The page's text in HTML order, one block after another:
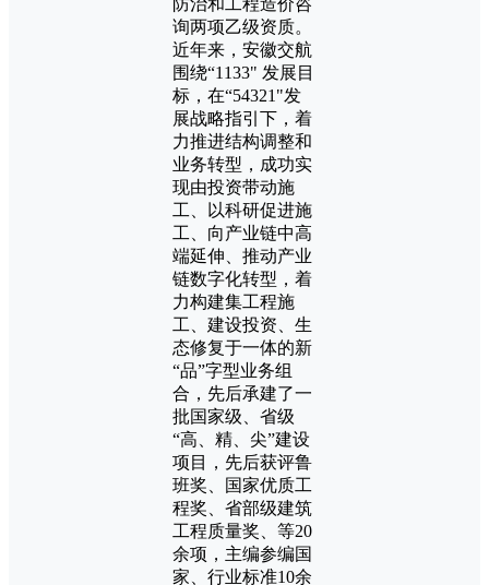
询两项乙级资质。
近年来，安徽交航
围绕“1133" 发展目
标，在“54321"发
展战略指引下，着
力推进结构调整和
业务转型，成功实
现由投资带动施
工、以科研促进施
工、向产业链中高
端延伸、推动产业
链数字化转型，着
力构建集工程施
工、建设投资、生
态修复于一体的新
“品”字型业务组
合，先后承建了一
批国家级、省级
“高、精、尖”建设
项目，先后获评鲁
班奖、国家优质工
程奖、省部级建筑
工程质量奖、等20
余项，主编参编国
家、行业标准10余